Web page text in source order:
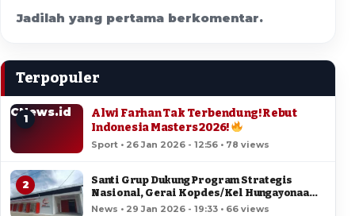
Jadilah yang pertama berkomentar.
Terpopuler
CNews.id
1
Alwi Farhan Tak Terbendung! Rebut
Indonesia Masters 2026!
Sport • 26 Jan 2026 - 12:56 • 78 views
2
Santi Grup Dukung Program Strategis
Nasional, Gerai Kopdes/Kel Hungayonaa
Jadi yang Tercepat Dibangun di Gorontalo
News • 29 Jan 2026 - 19:33 • 66 views